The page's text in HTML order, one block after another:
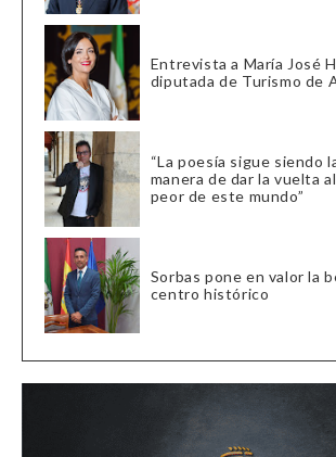
Entrevista a María José
diputada de Turismo de
“La poesía sigue siendo
manera de dar la vuelta
peor de este mundo”
Sorbas pone en valor la
centro histórico